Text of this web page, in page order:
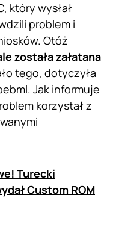
który wysłał
problem i
Otóż
została załatana
tego, dotyczyła
Jak informuje
korzystał z
Turecki
Custom ROM